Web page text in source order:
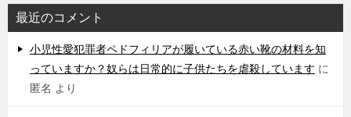
最近のコメント
小児性愛犯罪者ペドフィリアが履いている赤い靴の材料を知
っていますか？奴らは日常的に子供たちを虐殺しています に
匿名 より